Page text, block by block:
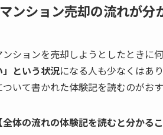
ンション売却の流れが
ンションを売却しようとしたときに
」という状況になる人も少なくはあ
ついて書かれた体験記を読むのがおす
【全体の流れの体験記を読むと分かるこ